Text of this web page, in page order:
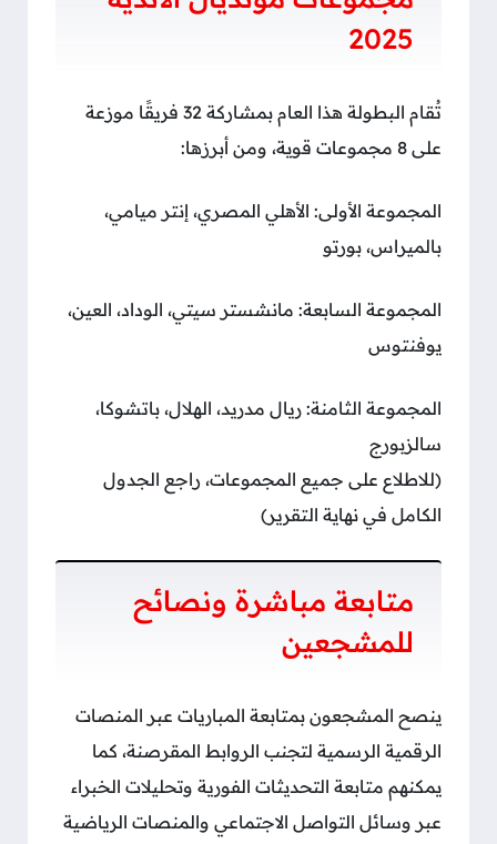
2025
تُقام البطولة هذا العام بمشاركة 32 فريقًا موزعة
على 8 مجموعات قوية، ومن أبرزها:
المجموعة الأولى: الأهلي المصري، إنتر ميامي،
بالميراس، بورتو
المجموعة السابعة: مانشستر سيتي، الوداد، العين،
يوفنتوس
المجموعة الثامنة: ريال مدريد، الهلال، باتشوكا،
سالزبورج
(للاطلاع على جميع المجموعات، راجع الجدول
الكامل في نهاية التقرير)
متابعة مباشرة ونصائح
للمشجعين
ينصح المشجعون بمتابعة المباريات عبر المنصات
الرقمية الرسمية لتجنب الروابط المقرصنة، كما
يمكنهم متابعة التحديثات الفورية وتحليلات الخبراء
عبر وسائل التواصل الاجتماعي والمنصات الرياضية